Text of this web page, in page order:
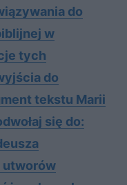
do
w
tych
do
tekstu Marii
się do:
utworów